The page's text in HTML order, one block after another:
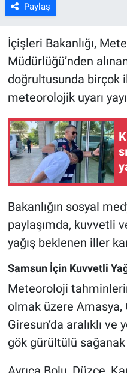
Paylaş
İçişleri Bakanlığı,
Müdürlüğü’nden
doğrultusunda birçok
meteorolojik uyarı
Bakanlığın sosyal
paylaşımda, kuvvetli
yağış beklenen iller
Samsun İçin Kuvvetli
Meteoroloji
olmak üzere Amasya,
Giresun’da aralıklı
gök gürültülü sağanak